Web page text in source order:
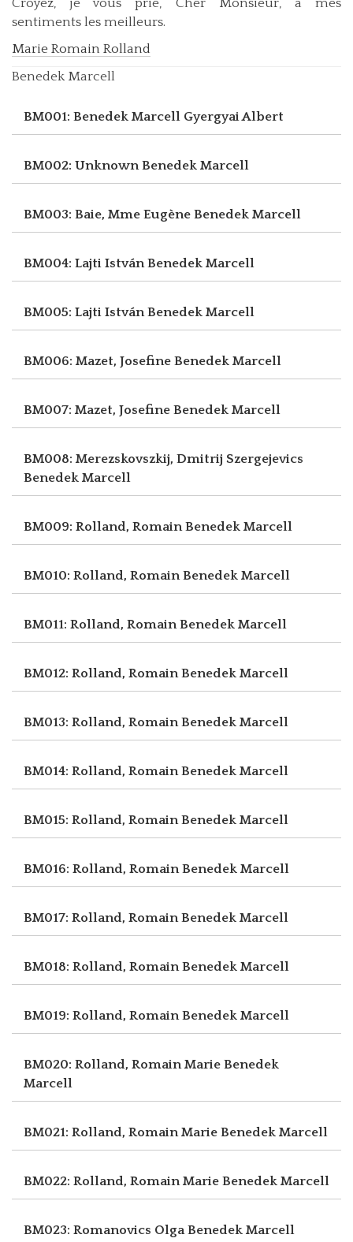
Croyez, je vous prie, Cher Monsieur, à mes
sentiments les meilleurs.
Marie Romain Rolland
Benedek Marcell
BM001: Benedek Marcell Gyergyai Albert
BM002: UnknownBenedek Marcell
BM003: Baie, Mme Eugène Benedek Marcell
BM004: Lajti IstvánBenedek Marcell
BM005: Lajti IstvánBenedek Marcell
BM006: Mazet, Josefine Benedek Marcell
BM007: Mazet, Josefine Benedek Marcell
BM008: Merezskovszkij, Dmitrij Szergejevics
Benedek Marcell
BM009: Rolland, RomainBenedek Marcell
BM010: Rolland, RomainBenedek Marcell
BM011: Rolland, RomainBenedek Marcell
BM012: Rolland, RomainBenedek Marcell
BM013: Rolland, RomainBenedek Marcell
BM014: Rolland, RomainBenedek Marcell
BM015: Rolland, RomainBenedek Marcell
BM016: Rolland, RomainBenedek Marcell
BM017: Rolland, RomainBenedek Marcell
BM018: Rolland, RomainBenedek Marcell
BM019: Rolland, RomainBenedek Marcell
BM020: Rolland, Romain Marie Benedek
Marcell
BM021: Rolland, Romain Marie Benedek Marcell
BM022: Rolland, Romain Marie Benedek Marcell
BM023: Romanovics OlgaBenedek Marcell